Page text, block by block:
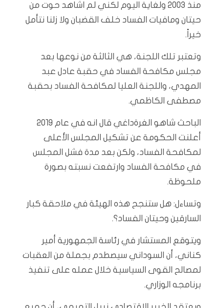
منذ 2003 ولغاية اليوم لكني لم اشاهد حوت من
حيتان ومافيات الفساد خلف القضبان ولا زلنا نتأمل
خيراً.
‏وتعتبر تلك اللجنة، هي الثالثة من نوعها بعد
مجلس مكافحة الفساد في حقبة عادل عبد
المهدي، واللجنة العليا لمكافحة الفساد بحقبة
مصطفى الكاظمي.
الباحث شاهو الغرةداغي قال انه في عام 2019
أعلنت الحكومة عن تشكيل المجلس الأعلى
لمكافحة الفساد، ولكن بعد مدة فشل المجلس
في مكافحة الفساد وارتفعت نسبته بصورة
ملحوظة.
‏وتساءل: هل ستنجح هذه الهيئة في ملاحقة كبار
السارقين وحيتان الفساد؟.
ويتوقع المستشار في رئاسة الجمهورية أمير
كناني، أن السوداني سيصطدم بجملة من العقبات
لمصالح القوى السياسية خلال عمله على تنفيذ
برنامجه الوزاري.